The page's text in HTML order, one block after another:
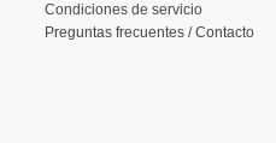
Condiciones de servicio
Preguntas frecuentes / Contacto